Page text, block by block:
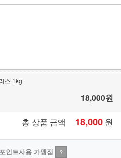
스 1kg
18,000원
총 상품 금액 18,000 원
인트사용 가맹점 ?